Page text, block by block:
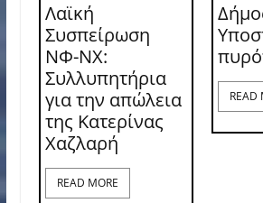
Λαϊκή
Συσπείρωση
ΝΦ-ΝΧ:
Συλλυπητήρια
για την απώλεια
της Κατερίνας
Χαζλαρή
READ MORE
READ